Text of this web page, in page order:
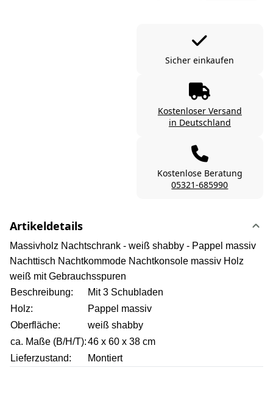
Sicher einkaufen
Kostenloser Versand
in Deutschland
Kostenlose Beratung
05321-685990
Artikeldetails
Massivholz Nachtschrank - weiß shabby - Pappel massiv
Nachttisch Nachtkommode Nachtkonsole massiv Holz
weiß mit Gebrauchsspuren
Beschreibung:
Mit 3 Schubladen
Holz:
Pappel massiv
Oberfläche:
weiß shabby
ca. Maße (B/H/T):46 x 60 x 38 cm
Lieferzustand:
Montiert